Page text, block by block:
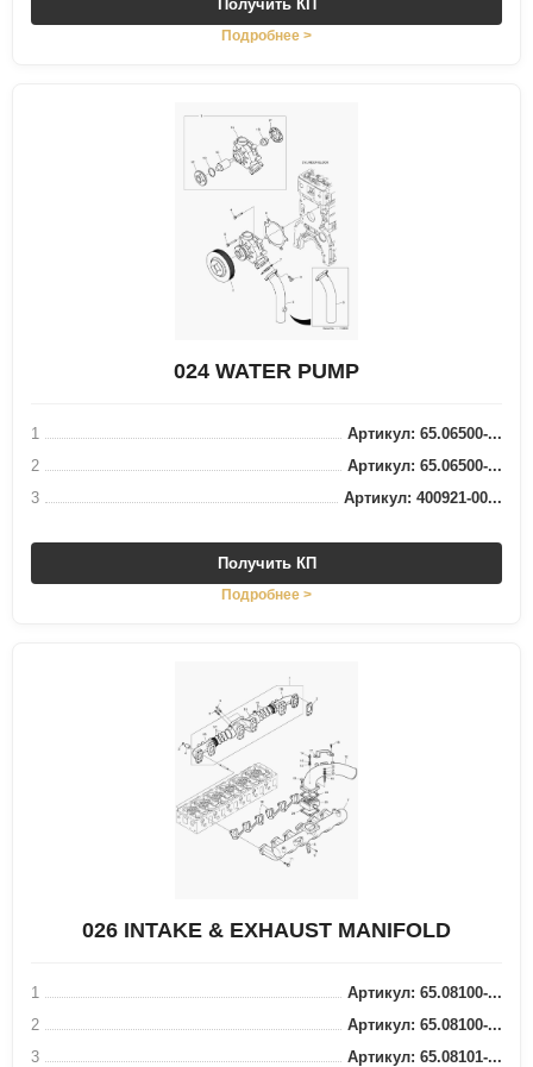
Получить КП
Подробнее >
024 WATER PUMP
1
Артикул: 65.06500-...
2
Артикул: 65.06500-...
3
Артикул: 400921-00...
Получить КП
Подробнее >
026 INTAKE & EXHAUST MANIFOLD
1
Артикул: 65.08100-...
2
Артикул: 65.08100-...
3
Артикул: 65.08101-...